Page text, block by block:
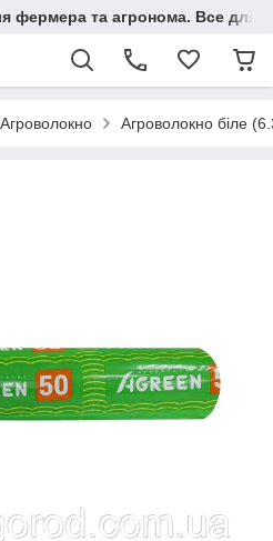
фермера та агронома. Все для
Агроволокно Агроволокно біле